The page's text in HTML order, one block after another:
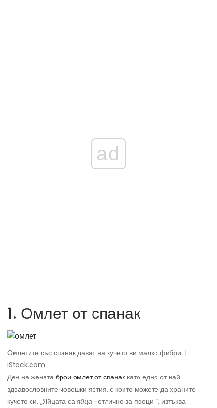
ad
1. Омлет от спанак
Омлетите със спанак дават на кучето ви малко фибри. |
iStock.com
Ден на жената брои омлет от спанак като едно от най-
здравословните човешки ястия, с които можете да храните
кучето си. „Яйцата са яйца -отлично за пооци “, изтъква